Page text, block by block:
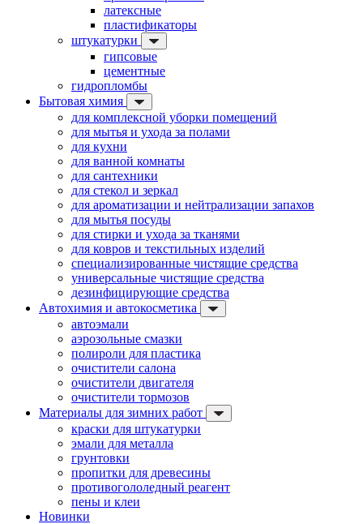
латексные
пластификаторы
штукатурки
гипсовые
цементные
гидропломбы
Бытовая химия
для комплексной уборки помещений
для мытья и ухода за полами
для кухни
для ванной комнаты
для сантехники
для стекол и зеркал
для ароматизации и нейтрализации запахов
для мытья посуды
для стирки и ухода за тканями
для ковров и текстильных изделий
специализированные чистящие средства
универсальные чистящие средства
дезинфицирующие средства
Автохимия и автокосметика
автоэмали
аэрозольные смазки
полироли для пластика
очистители салона
очистители двигателя
очистители тормозов
Материалы для зимних работ
краски для штукатурки
эмали для металла
грунтовки
пропитки для древесины
противогололедный реагент
пены и клеи
Новинки